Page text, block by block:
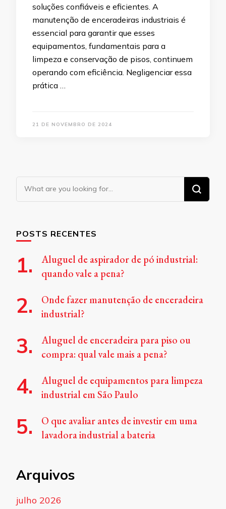
soluções confiáveis e eficientes. A
manutenção de enceradeiras industriais é
essencial para garantir que esses
equipamentos, fundamentais para a
limpeza e conservação de pisos, continuem
operando com eficiência. Negligenciar essa
prática …
21 DE NOVEMBRO DE 2024
Looking
for
POSTS RECENTES
Aluguel de aspirador de pó industrial:
quando vale a pena?
Onde fazer manutenção de enceradeira
industrial?
Aluguel de enceradeira para piso ou
compra: qual vale mais a pena?
Aluguel de equipamentos para limpeza
industrial em São Paulo
O que avaliar antes de investir em uma
lavadora industrial a bateria
Arquivos
julho 2026